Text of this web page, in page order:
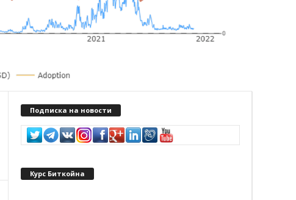
Подписка на новости
Курс Биткойна